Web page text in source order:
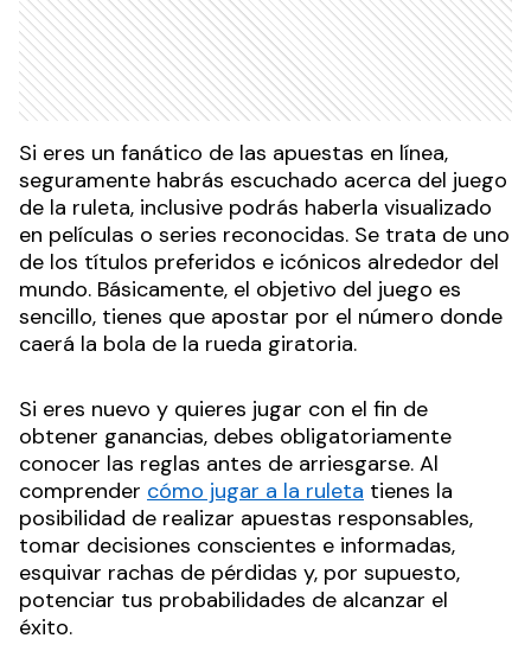
Si eres un fanático de las apuestas en línea,
seguramente habrás escuchado acerca del juego
de la ruleta, inclusive podrás haberla visualizado
en películas o series reconocidas. Se trata de uno
de los títulos preferidos e icónicos alrededor del
mundo. Básicamente, el objetivo del juego es
sencillo, tienes que apostar por el número donde
caerá la bola de la rueda giratoria.
Si eres nuevo y quieres jugar con el fin de
obtener ganancias, debes obligatoriamente
conocer las reglas antes de arriesgarse. Al
comprender cómo jugar a la ruleta tienes la
posibilidad de realizar apuestas responsables,
tomar decisiones conscientes e informadas,
esquivar rachas de pérdidas y, por supuesto,
potenciar tus probabilidades de alcanzar el
éxito.